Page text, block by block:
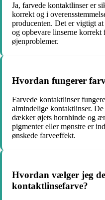
Ja, farvede kontaktlinser er
korrekt og i
producenten. Det er vigtigt
og opbevare linserne
øjenproblemer.
Hvordan fungerer
Farvede kontaktlinser
almindelige kontaktlinser.
dækker øjets hornhinde og
pigmenter eller mønstre er
ønskede farveeffekt.
Hvordan vælger jeg
kontaktlinsefarve?